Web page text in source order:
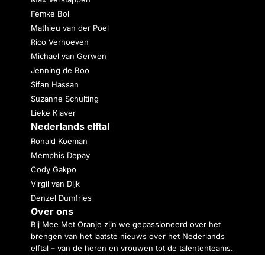
Femke Bol
Mathieu van der Poel
Rico Verhoeven
Michael van Gerwen
Jenning de Boo
Sifan Hassan
Suzanne Schulting
Lieke Klaver
Nederlands elftal
Ronald Koeman
Memphis Depay
Cody Gakpo
Virgil van Dijk
Denzel Dumfries
Over ons
Bij Mee Met Oranje zijn we gepassioneerd over het
brengen van het laatste nieuws over het Nederlands
elftal – van de heren en vrouwen tot de talententeams.